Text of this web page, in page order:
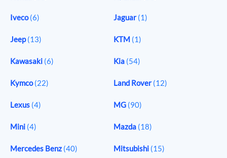
Iveco(6) Jaguar(1)
Jeep(13) KTM (1)
Kawasaki (6) Kia (54)
Kymco(22) Land Rover(12)
Lexus (4) MG (90)
Mini (4) Mazda (18)
Mercedes Benz (40) Mitsubishi (15)